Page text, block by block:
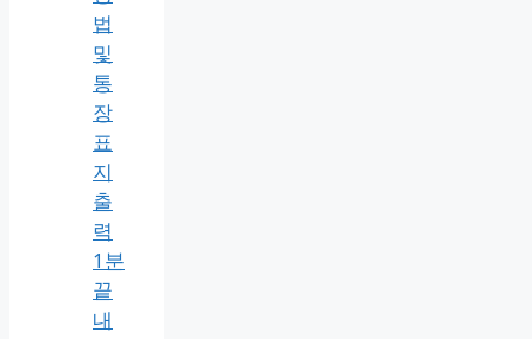
법
및
통
장
표
지
출
력
1분
끝
내